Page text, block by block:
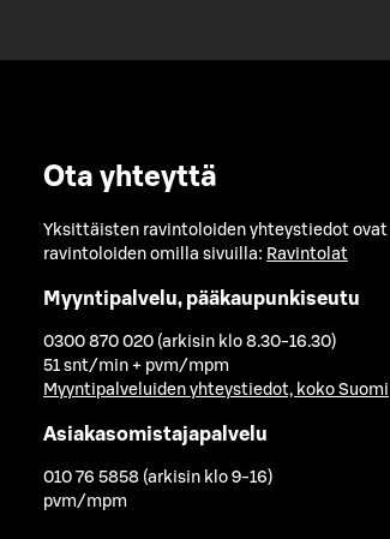
Ota yhteyttä
Yksittäisten ravintoloiden yhteystiedot ovat
ravintoloiden omilla sivuilla: Ravintolat
Myyntipalvelu, pääkaupunkiseutu
0300 870 020 (arkisin klo 8.30-16.30)
51 snt/min + pvm/mpm
Myyntipalveluiden yhteystiedot, koko Suomi
Asiakasomistajapalvelu
010 76 5858 (arkisin klo 9-16)
pvm/mpm